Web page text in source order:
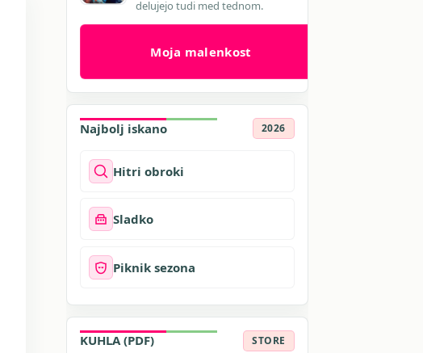
delujejo tudi med tednom.
Moja malenkost
Najbolj iskano 2026
Hitri obroki
Sladko
Piknik sezona
KUHLA (PDF) STORE